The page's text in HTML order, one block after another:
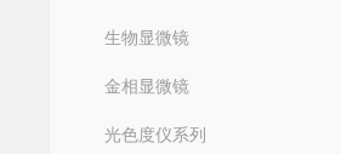
生物显微镜
金相显微镜
光色度仪系列